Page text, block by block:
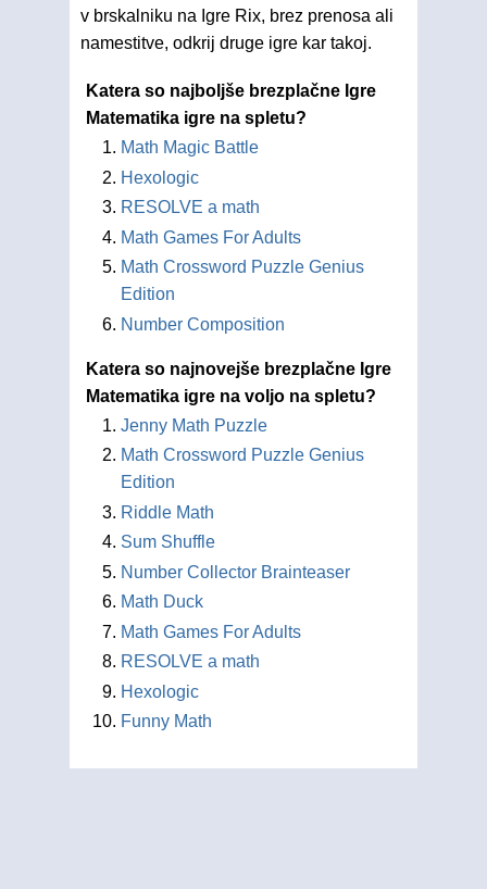
v brskalniku na Igre Rix, brez prenosa ali
namestitve, odkrij druge igre kar takoj.
Katera so najboljše brezplačne Igre
Matematika igre na spletu?
Math Magic Battle
Hexologic
RESOLVE a math
Math Games For Adults
Math Crossword Puzzle Genius
Edition
Number Composition
Katera so najnovejše brezplačne Igre
Matematika igre na voljo na spletu?
Jenny Math Puzzle
Math Crossword Puzzle Genius
Edition
Riddle Math
Sum Shuffle
Number Collector Brainteaser
Math Duck
Math Games For Adults
RESOLVE a math
Hexologic
Funny Math